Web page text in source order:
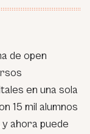
de open
en una sola
15 mil alumnos
ahora puede